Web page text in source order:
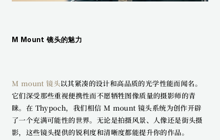
M Mount 镜头的魅力
M mount 镜头以其紧凑的设计和高品质的光学性能而闻名。
它们深受那些重视便携性而不愿牺牲图像质量的摄影师的青
睐。在 Thypoch，我们相信 M mount 镜头系统为创作开辟
了一个充满可能性的世界。无论是拍摄风景、人像还是街头摄
影，这些镜头提供的锐利度和清晰度都能提升你的作品。